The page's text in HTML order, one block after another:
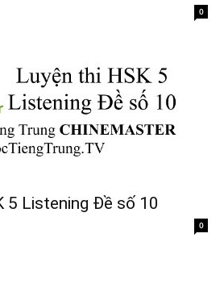
0
5 Listening Đề số 10
0